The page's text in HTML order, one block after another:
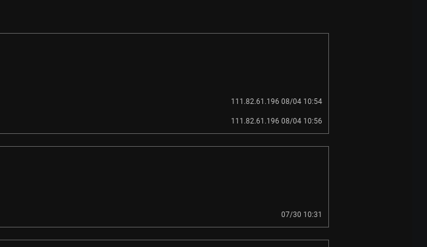
111.82.61.196 08/04 10:54
111.82.61.196 08/04 10:56
07/30 10:31